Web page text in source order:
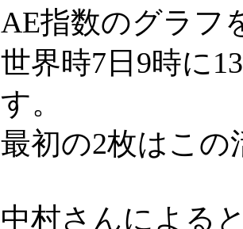
AE指数のグラフ
世界時7日9時に
す。
最初の2枚はこ
中村さんによる